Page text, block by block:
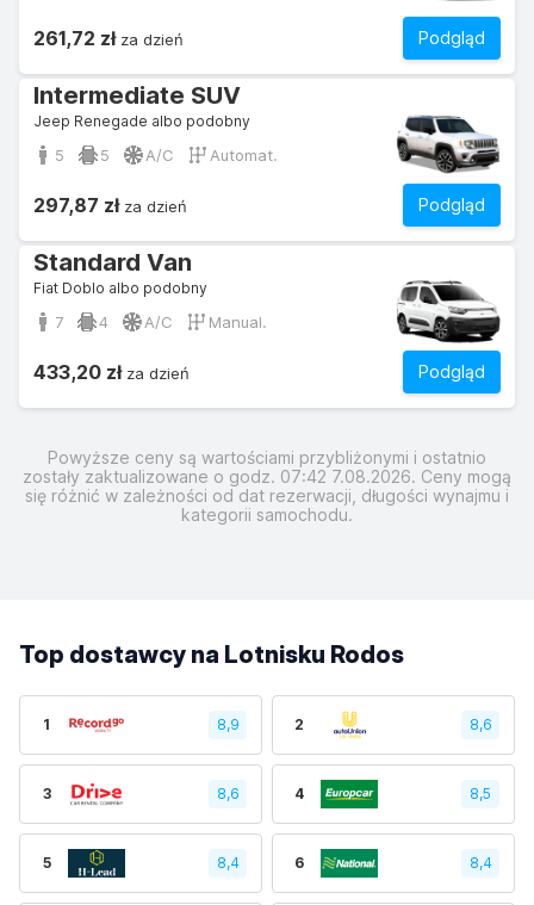
Podgląd
261,72 złza dzień
Intermediate SUV
Jeep Renegade albo podobny
5 5 A/C Automat.
Podgląd
297,87 złza dzień
Standard Van
Fiat Doblo albo podobny
7 4 A/C Manual.
Podgląd
433,20 złza dzień
Powyższe ceny są wartościami przybliżonymi i ostatnio
zostały zaktualizowane o godz. 07:42 7.08.2026. Ceny mogą
się różnić w zależności od dat rezerwacji, długości wynajmu i
kategorii samochodu.
Top dostawcy na Lotnisku Rodos
1 8,9 2 8,6
3 8,6 4 8,5
5 8,4 6 8,4